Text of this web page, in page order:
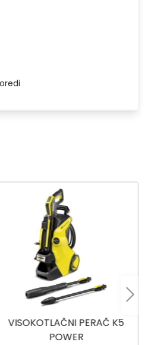
NASTAVAK ZA MLAZNICU 120